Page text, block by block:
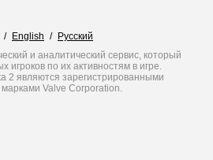
/ English / Русский
и аналитический сервис, который
игроков по их активностям в игре.
2 являются зарегистрированными
Valve Corporation.